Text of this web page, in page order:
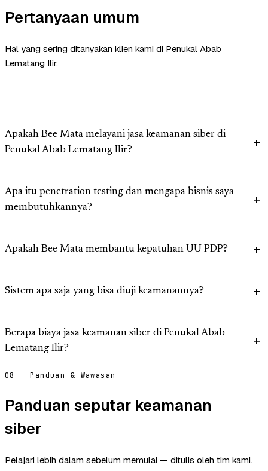
Pertanyaan umum
Hal yang sering ditanyakan klien kami di Penukal Abab
Lematang Ilir.
Apakah Bee Mata melayani jasa keamanan siber di
Penukal Abab Lematang Ilir?
Apa itu penetration testing dan mengapa bisnis saya
membutuhkannya?
Apakah Bee Mata membantu kepatuhan UU PDP?
Sistem apa saja yang bisa diuji keamanannya?
Berapa biaya jasa keamanan siber di Penukal Abab
Lematang Ilir?
08 — Panduan & Wawasan
Panduan seputar keamanan
siber
Pelajari lebih dalam sebelum memulai — ditulis oleh tim kami.